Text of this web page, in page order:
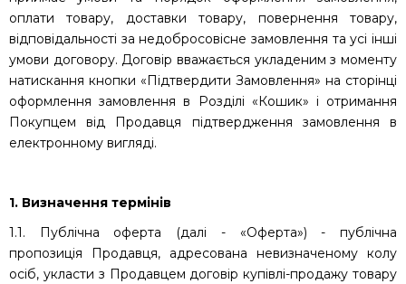
оплати товару, доставки товару, повернення товару,
відповідальності за недобросовісне замовлення та усі інші
умови договору. Договір вважається укладеним з моменту
натискання кнопки «Підтвердити Замовлення» на сторінці
оформлення замовлення в Розділі «Кошик» і отримання
Покупцем від Продавця підтвердження замовлення в
електронному вигляді.
1. Визначення термінів
1.1. Публічна оферта (далі - «Оферта») - публічна
пропозиція Продавця, адресована невизначеному колу
осіб, укласти з Продавцем договір купівлі-продажу товару